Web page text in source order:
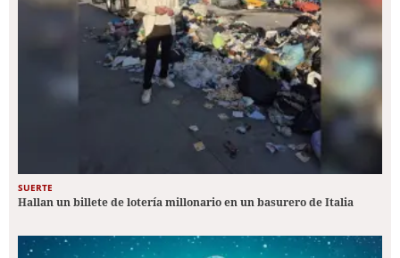
SUERTE
Hallan un billete de lotería millonario en un basurero de Italia